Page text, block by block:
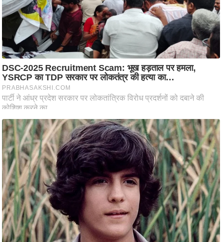
न
शि
प
रा
ज
नी
ति
वि
ष
ण
स
म
सा
म
यि
क
मा